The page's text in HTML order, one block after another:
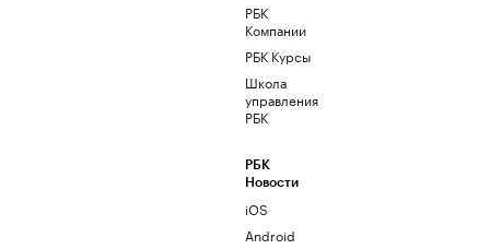
РБК
Компании
РБК Курсы
Школа
управления
РБК
РБК
Новости
iOS
Android